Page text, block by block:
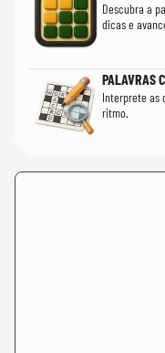
Descubra a
dicas e
PALAVRAS
Interprete as
ritmo.